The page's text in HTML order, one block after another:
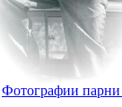
Фотографии парни